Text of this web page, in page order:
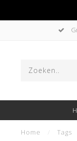
Home Tags